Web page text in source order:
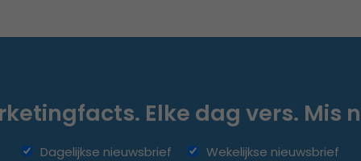
Elke dag vers. Mis
Dagelijkse nieuwsbrief Wekelijkse nieuwsbrief